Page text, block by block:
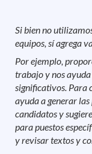
Si bien no
equipos, sí agrega
Por ejemplo,
trabajo y nos
significativos. Para
ayuda a generar
candidatos y
para puestos
y revisar textos y